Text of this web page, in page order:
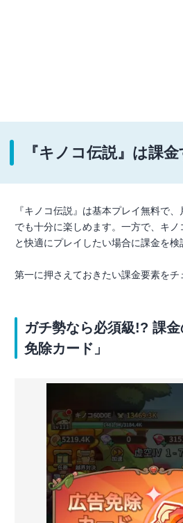
『キノコ伝説』は課
『キノコ伝説』は基本プレイ無料で
でも十分に楽しめます。一方で、キ
と快適にプレイしたい場合に課金を検
第一に押さえておきたい課金要素をチ
ガチ勢なら必須級!? 課
免除カード」